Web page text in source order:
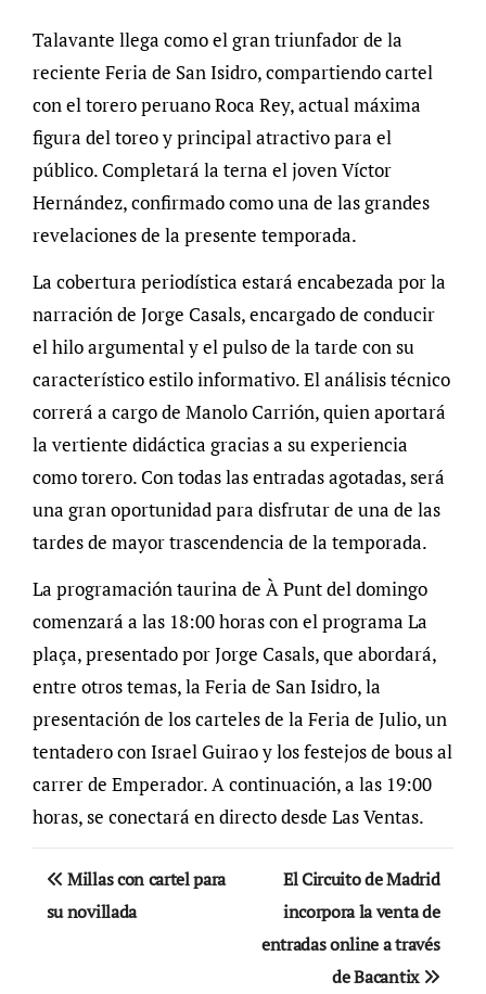
Talavante llega como el gran triunfador de la
reciente Feria de San Isidro, compartiendo cartel
con el torero peruano Roca Rey, actual máxima
figura del toreo y principal atractivo para el
público. Completará la terna el joven Víctor
Hernández, confirmado como una de las grandes
revelaciones de la presente temporada.
La cobertura periodística estará encabezada por la
narración de Jorge Casals, encargado de conducir
el hilo argumental y el pulso de la tarde con su
característico estilo informativo. El análisis técnico
correrá a cargo de Manolo Carrión, quien aportará
la vertiente didáctica gracias a su experiencia
como torero. Con todas las entradas agotadas, será
una gran oportunidad para disfrutar de una de las
tardes de mayor trascendencia de la temporada.
La programación taurina de À Punt del domingo
comenzará a las 18:00 horas con el programa La
plaça, presentado por Jorge Casals, que abordará,
entre otros temas, la Feria de San Isidro, la
presentación de los carteles de la Feria de Julio, un
tentadero con Israel Guirao y los festejos de bous al
carrer de Emperador. A continuación, a las 19:00
horas, se conectará en directo desde Las Ventas.
Navegación
de
Millas con cartel para
su novillada
El Circuito de Madrid
incorpora la venta de
entradas online a través
de Bacantix